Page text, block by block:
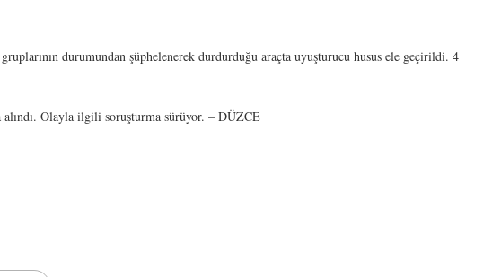
durumundan şüphelenerek durdurduğu araçta uyuşturucu husus ele geçirildi. 4
Olayla ilgili soruşturma sürüyor. – DÜZCE